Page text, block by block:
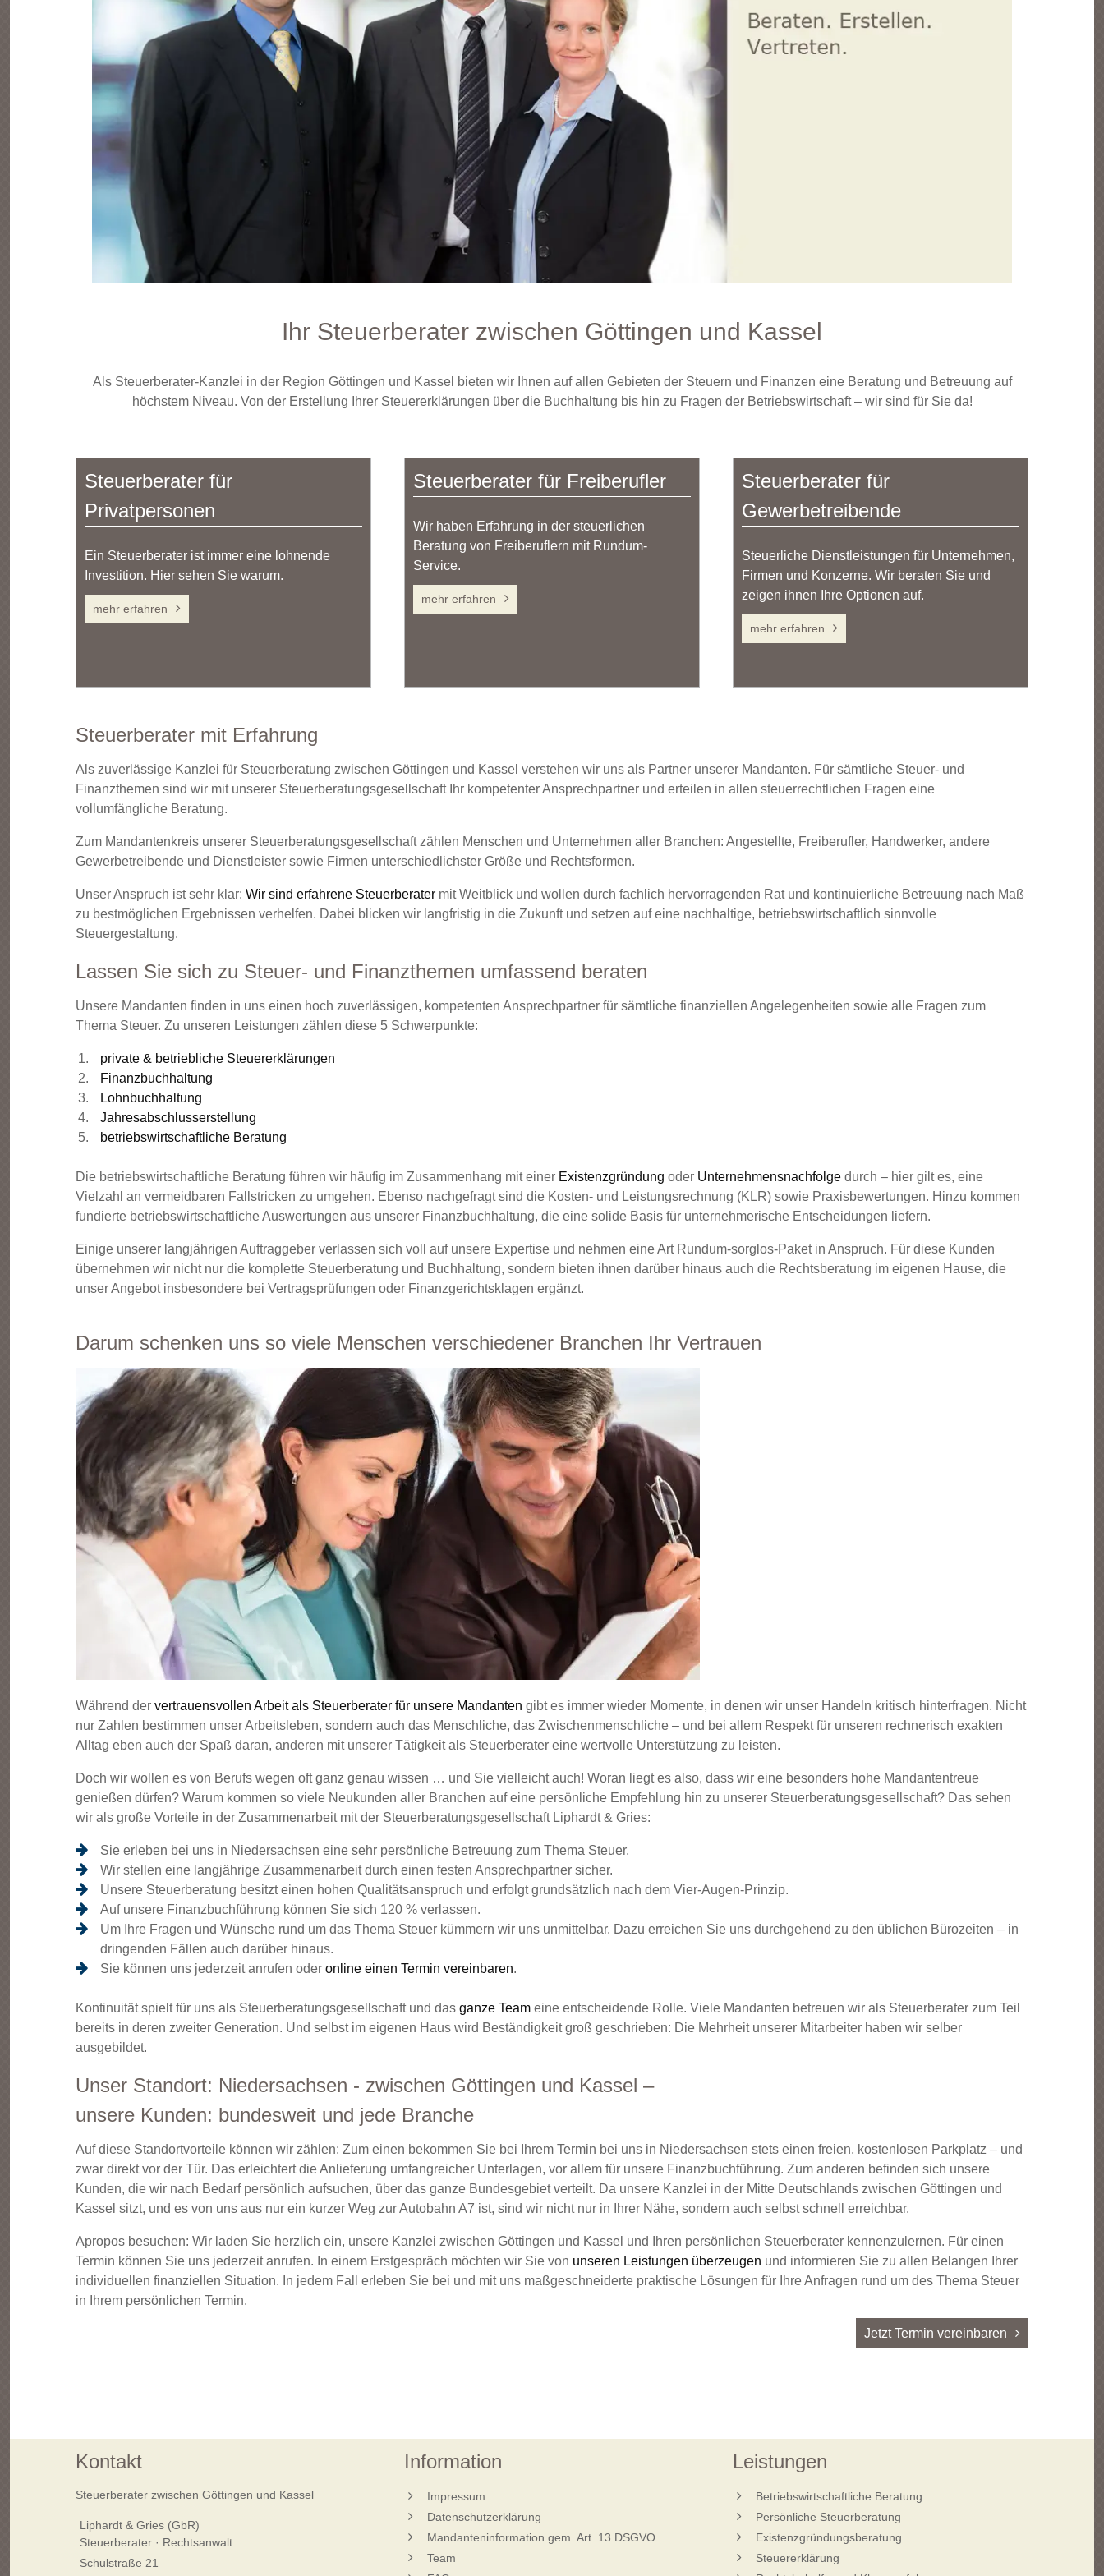
Ihr Steuerberater zwischen Göttingen und Kassel
Als Steuerberater-Kanzlei in der Region Göttingen und Kassel bieten wir Ihnen auf allen Gebieten der Steuern und Finanzen eine Beratung und Betreuung auf
höchstem Niveau. Von der Erstellung Ihrer Steuererklärungen über die Buchhaltung bis hin zu Fragen der Betriebswirtschaft – wir sind für Sie da!
Steuerberater für
Privatpersonen
Ein Steuerberater ist immer eine lohnende
Investition. Hier sehen Sie warum.
mehr erfahren
Steuerberater für Freiberufler
Wir haben Erfahrung in der steuerlichen
Beratung von Freiberuflern mit Rundum-
Service.
mehr erfahren
Steuerberater für
Gewerbetreibende
Steuerliche Dienstleistungen für Unternehmen,
Firmen und Konzerne. Wir beraten Sie und
zeigen ihnen Ihre Optionen auf.
mehr erfahren
Steuerberater mit Erfahrung
Als zuverlässige Kanzlei für Steuerberatung zwischen Göttingen und Kassel verstehen wir uns als Partner unserer Mandanten. Für sämtliche Steuer- und
Finanzthemen sind wir mit unserer Steuerberatungsgesellschaft Ihr kompetenter Ansprechpartner und erteilen in allen steuerrechtlichen Fragen eine
vollumfängliche Beratung.
Zum Mandantenkreis unserer Steuerberatungsgesellschaft zählen Menschen und Unternehmen aller Branchen: Angestellte, Freiberufler, Handwerker, andere
Gewerbetreibende und Dienstleister sowie Firmen unterschiedlichster Größe und Rechtsformen.
Unser Anspruch ist sehr klar: Wir sind erfahrene Steuerberater mit Weitblick und wollen durch fachlich hervorragenden Rat und kontinuierliche Betreuung nach Maß
zu bestmöglichen Ergebnissen verhelfen. Dabei blicken wir langfristig in die Zukunft und setzen auf eine nachhaltige, betriebswirtschaftlich sinnvolle
Steuergestaltung.
Lassen Sie sich zu Steuer- und Finanzthemen umfassend beraten
Unsere Mandanten finden in uns einen hoch zuverlässigen, kompetenten Ansprechpartner für sämtliche finanziellen Angelegenheiten sowie alle Fragen zum
Thema Steuer. Zu unseren Leistungen zählen diese 5 Schwerpunkte:
private & betriebliche Steuererklärungen
Finanzbuchhaltung
Lohnbuchhaltung
Jahresabschlusserstellung
betriebswirtschaftliche Beratung
Die betriebswirtschaftliche Beratung führen wir häufig im Zusammenhang mit einer Existenzgründung oder Unternehmensnachfolge durch – hier gilt es, eine
Vielzahl an vermeidbaren Fallstricken zu umgehen. Ebenso nachgefragt sind die Kosten- und Leistungsrechnung (KLR) sowie Praxisbewertungen. Hinzu kommen
fundierte betriebswirtschaftliche Auswertungen aus unserer Finanzbuchhaltung, die eine solide Basis für unternehmerische Entscheidungen liefern.
Einige unserer langjährigen Auftraggeber verlassen sich voll auf unsere Expertise und nehmen eine Art Rundum-sorglos-Paket in Anspruch. Für diese Kunden
übernehmen wir nicht nur die komplette Steuerberatung und Buchhaltung, sondern bieten ihnen darüber hinaus auch die Rechtsberatung im eigenen Hause, die
unser Angebot insbesondere bei Vertragsprüfungen oder Finanzgerichtsklagen ergänzt.
Darum schenken uns so viele Menschen verschiedener Branchen Ihr Vertrauen
Während der vertrauensvollen Arbeit als Steuerberater für unsere Mandanten gibt es immer wieder Momente, in denen wir unser Handeln kritisch hinterfragen. Nicht
nur Zahlen bestimmen unser Arbeitsleben, sondern auch das Menschliche, das Zwischenmenschliche – und bei allem Respekt für unseren rechnerisch exakten
Alltag eben auch der Spaß daran, anderen mit unserer Tätigkeit als Steuerberater eine wertvolle Unterstützung zu leisten.
Doch wir wollen es von Berufs wegen oft ganz genau wissen … und Sie vielleicht auch! Woran liegt es also, dass wir eine besonders hohe Mandantentreue
genießen dürfen? Warum kommen so viele Neukunden aller Branchen auf eine persönliche Empfehlung hin zu unserer Steuerberatungsgesellschaft? Das sehen
wir als große Vorteile in der Zusammenarbeit mit der Steuerberatungsgesellschaft Liphardt & Gries:
Sie erleben bei uns in Niedersachsen eine sehr persönliche Betreuung zum Thema Steuer.
Wir stellen eine langjährige Zusammenarbeit durch einen festen Ansprechpartner sicher.
Unsere Steuerberatung besitzt einen hohen Qualitätsanspruch und erfolgt grundsätzlich nach dem Vier-Augen-Prinzip.
Auf unsere Finanzbuchführung können Sie sich 120 % verlassen.
Um Ihre Fragen und Wünsche rund um das Thema Steuer kümmern wir uns unmittelbar. Dazu erreichen Sie uns durchgehend zu den üblichen Bürozeiten – in
dringenden Fällen auch darüber hinaus.
Sie können uns jederzeit anrufen oder online einen Termin vereinbaren.
Kontinuität spielt für uns als Steuerberatungsgesellschaft und das ganze Team eine entscheidende Rolle. Viele Mandanten betreuen wir als Steuerberater zum Teil
bereits in deren zweiter Generation. Und selbst im eigenen Haus wird Beständigkeit groß geschrieben: Die Mehrheit unserer Mitarbeiter haben wir selber
ausgebildet.
Unser Standort: Niedersachsen - zwischen Göttingen und Kassel –
unsere Kunden: bundesweit und jede Branche
Auf diese Standortvorteile können wir zählen: Zum einen bekommen Sie bei Ihrem Termin bei uns in Niedersachsen stets einen freien, kostenlosen Parkplatz – und
zwar direkt vor der Tür. Das erleichtert die Anlieferung umfangreicher Unterlagen, vor allem für unsere Finanzbuchführung. Zum anderen befinden sich unsere
Kunden, die wir nach Bedarf persönlich aufsuchen, über das ganze Bundesgebiet verteilt. Da unsere Kanzlei in der Mitte Deutschlands zwischen Göttingen und
Kassel sitzt, und es von uns aus nur ein kurzer Weg zur Autobahn A7 ist, sind wir nicht nur in Ihrer Nähe, sondern auch selbst schnell erreichbar.
Apropos besuchen: Wir laden Sie herzlich ein, unsere Kanzlei zwischen Göttingen und Kassel und Ihren persönlichen Steuerberater kennenzulernen. Für einen
Termin können Sie uns jederzeit anrufen. In einem Erstgespräch möchten wir Sie von unseren Leistungen überzeugen und informieren Sie zu allen Belangen Ihrer
individuellen finanziellen Situation. In jedem Fall erleben Sie bei und mit uns maßgeschneiderte praktische Lösungen für Ihre Anfragen rund um des Thema Steuer
in Ihrem persönlichen Termin.
Jetzt Termin vereinbaren
Kontakt
Steuerberater zwischen Göttingen und Kassel
Liphardt & Gries (GbR)
Steuerberater · Rechtsanwalt
Schulstraße 21
Information
Impressum
Datenschutzerklärung
Mandanteninformation gem. Art. 13 DSGVO
Team
Leistungen
Betriebswirtschaftliche Beratung
Persönliche Steuerberatung
Existenzgründungsberatung
Steuererklärung